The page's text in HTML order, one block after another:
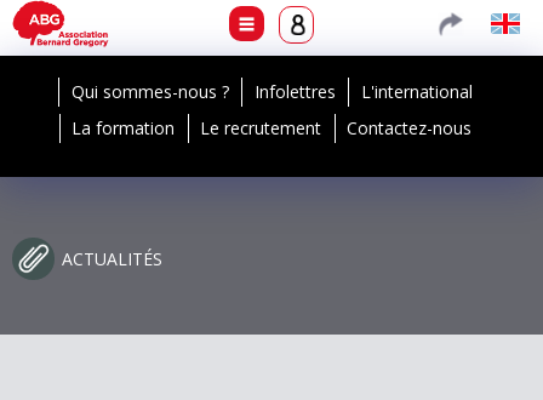
Qui sommes-nous ? Infolettres
L'international
La formation
Le recrutement Contactez-nous
ACTUALITÉS